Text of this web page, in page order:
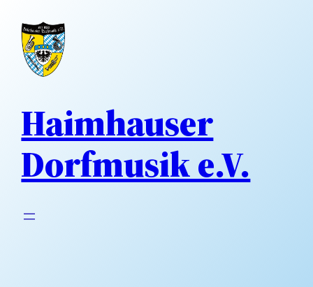
zum
Inhalt
wechseln
Haimhauser
Dorfmusik e.V.